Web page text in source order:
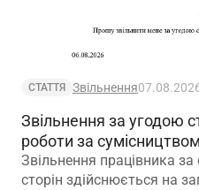
СТАТТЯ Звільнення
Звільнення за угодою
роботи за
Звільнення працівника
сторін здійснюється на